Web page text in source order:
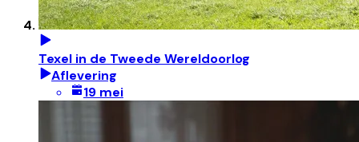
Texel in de Tweede Wereldoorlog
Aflevering
19 mei